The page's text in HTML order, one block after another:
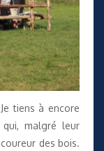
tiens à encore
malgré leur
des bois.